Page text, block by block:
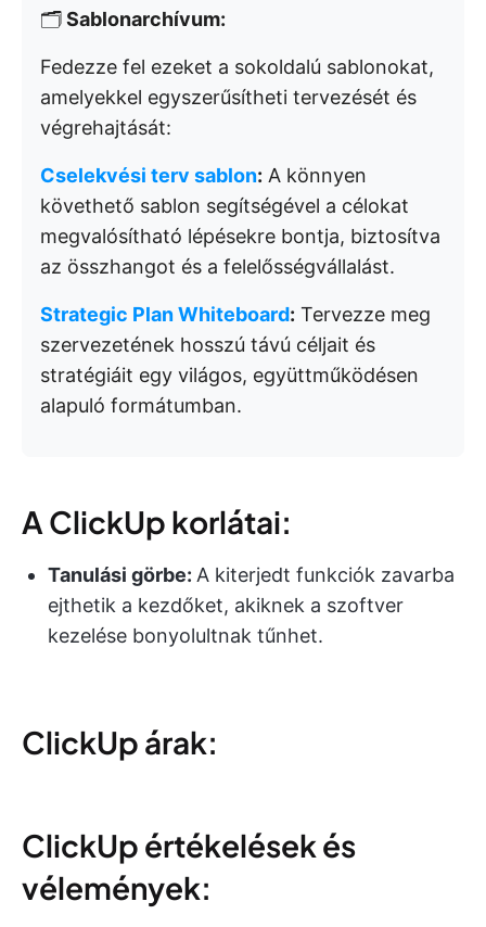
🗂️Sablonarchívum:
Fedezze fel ezeket a sokoldalú sablonokat,
amelyekkel egyszerűsítheti tervezését és
végrehajtását:
Cselekvési terv sablon: A könnyen
követhető sablon segítségével a célokat
megvalósítható lépésekre bontja, biztosítva
az összhangot és a felelősségvállalást.
Strategic Plan Whiteboard: Tervezze meg
szervezetének hosszú távú céljait és
stratégiáit egy világos, együttműködésen
alapuló formátumban.
A ClickUp korlátai:
Tanulási görbe: A kiterjedt funkciók zavarba
ejthetik a kezdőket, akiknek a szoftver
kezelése bonyolultnak tűnhet.
ClickUp árak:
ClickUp értékelések és
vélemények: